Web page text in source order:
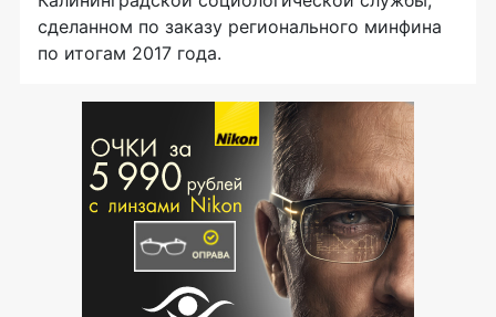
сделанном по заказу регионального минфина
по итогам 2017 года.